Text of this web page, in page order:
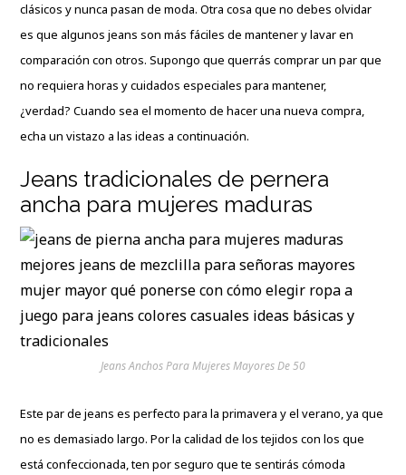
clásicos y nunca pasan de moda. Otra cosa que no debes olvidar
es que algunos jeans son más fáciles de mantener y lavar en
comparación con otros. Supongo que querrás comprar un par que
no requiera horas y cuidados especiales para mantener,
¿verdad? Cuando sea el momento de hacer una nueva compra,
echa un vistazo a las ideas a continuación.
Jeans tradicionales de pernera
ancha para mujeres maduras
Jeans Anchos Para Mujeres Mayores De 50
Este par de jeans es perfecto para la primavera y el verano, ya que
no es demasiado largo. Por la calidad de los tejidos con los que
está confeccionada, ten por seguro que te sentirás cómoda